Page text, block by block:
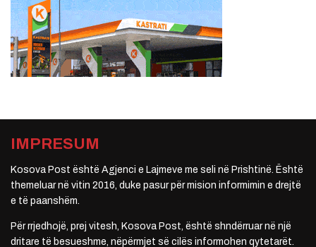
IMPRESUM
Kosova Post është Agjenci e Lajmeve me seli në Prishtinë. Është
themeluar në vitin 2016, duke pasur për mision informimin e drejtë
e të paanshëm.
Për rrjedhojë, prej vitesh, Kosova Post, është shndërruar në një
dritare të besueshme, nëpërmjet së cilës informohen qytetarët.